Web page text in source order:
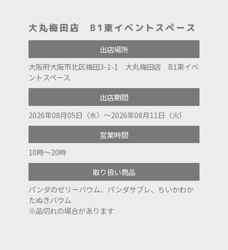
大丸梅田店 B1東イベントスペース
出店場所
大阪府大阪市北区梅田3-1-1 大丸梅田店 B1東イベ
ントスペース
出店期間
2026年08月05日（水）～2026年08月11日（火）
営業時間
10時〜20時
取り扱い商品
パンダのゼリーバウム、パンダサブレ、ちいかわか
たぬきバウム
※品切れの場合があります